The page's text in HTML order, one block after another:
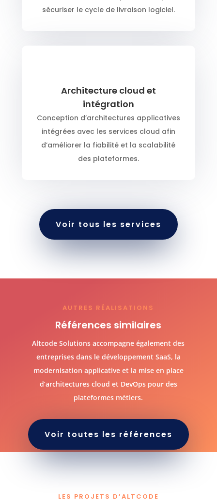
sécuriser le cycle de livraison logiciel.
Architecture cloud et
intégration
Conception d’architectures applicatives
intégrées avec les services cloud afin
d’améliorer la fiabilité et la scalabilité
des plateformes.
Voir tous les services
AUTRES RÉALISATIONS
Références similaires
Altcode Solutions accompagne également des
entreprises dans le développement SaaS, la
modernisation applicative et la mise en place
d’architectures cloud et DevOps pour des
plateformes métiers.
Voir toutes les références
LES PROJETS D’ALTCODE